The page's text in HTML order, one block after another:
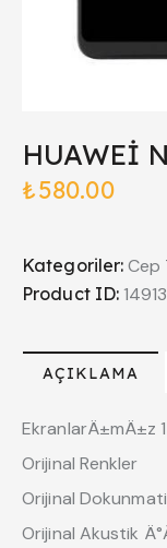
HUAWEİ
₺580.00
Kategoriler:Cep
Product ID: 14913
AÇIKLAMA
EkranlarÄ±mÄ±z
Orijinal Renkler
Orijinal
Orijinal Akustik